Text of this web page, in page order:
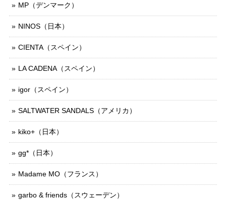
MP（デンマーク）
NINOS（日本）
CIENTA（スペイン）
LA CADENA（スペイン）
igor（スペイン）
SALTWATER SANDALS（アメリカ）
kiko+（日本）
gg*（日本）
Madame MO（フランス）
garbo & friends（スウェーデン）